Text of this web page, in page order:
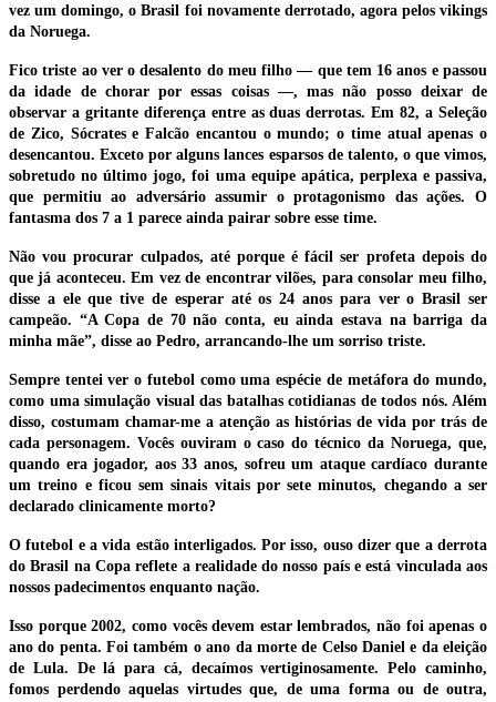
vez um domingo, o Brasil foi novamente derrotado, agora pelos vikings
da Noruega.
Fico triste ao ver o desalento do meu filho — que tem 16 anos e passou
da idade de chorar por essas coisas —, mas não posso deixar de
observar a gritante diferença entre as duas derrotas. Em 82, a Seleção
de Zico, Sócrates e Falcão encantou o mundo; o time atual apenas o
desencantou. Exceto por alguns lances esparsos de talento, o que vimos,
sobretudo no último jogo, foi uma equipe apática, perplexa e passiva,
que permitiu ao adversário assumir o protagonismo das ações. O
fantasma dos 7 a 1 parece ainda pairar sobre esse time.
Não vou procurar culpados, até porque é fácil ser profeta depois do
que já aconteceu. Em vez de encontrar vilões, para consolar meu filho,
disse a ele que tive de esperar até os 24 anos para ver o Brasil ser
campeão. “A Copa de 70 não conta, eu ainda estava na barriga da
minha mãe”, disse ao Pedro, arrancando-lhe um sorriso triste.
Sempre tentei ver o futebol como uma espécie de metáfora do mundo,
como uma simulação visual das batalhas cotidianas de todos nós. Além
disso, costumam chamar-me a atenção as histórias de vida por trás de
cada personagem. Vocês ouviram o caso do técnico da Noruega, que,
quando era jogador, aos 33 anos, sofreu um ataque cardíaco durante
um treino e ficou sem sinais vitais por sete minutos, chegando a ser
declarado clinicamente morto?
O futebol e a vida estão interligados. Por isso, ouso dizer que a derrota
do Brasil na Copa reflete a realidade do nosso país e está vinculada aos
nossos padecimentos enquanto nação.
Isso porque 2002, como vocês devem estar lembrados, não foi apenas o
ano do penta. Foi também o ano da morte de Celso Daniel e da eleição
de Lula. De lá para cá, decaímos vertiginosamente. Pelo caminho,
fomos perdendo aquelas virtudes que, de uma forma ou de outra,